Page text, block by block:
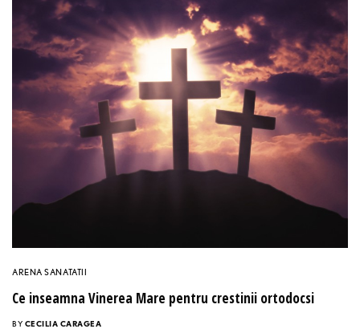
ARENA SANATATII
Ce inseamna Vinerea Mare pentru crestinii ortodocsi
BY CECILIA CARAGEA